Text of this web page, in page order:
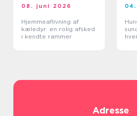
08. juni 2026
Hjemmeaflivning af
kæledyr: en rolig afsked
i kendte rammer
Adresse